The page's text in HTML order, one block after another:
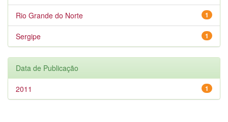
1
Rio Grande do Norte
1
Sergipe
Data de Publicação
1
2011